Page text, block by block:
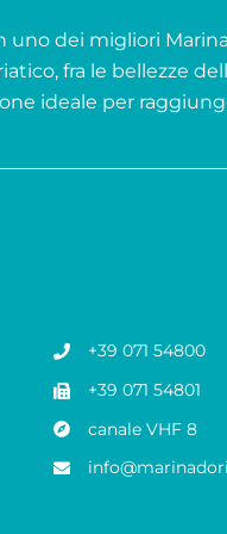
dei migliori Marina
fra le bellezze
ideale per
+39 071 54800
+39 071 54801
canale VHF 8